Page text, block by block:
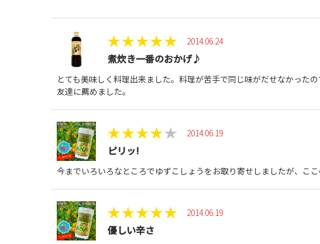
2014.06.24
煮炊き一番のおかげ♪
とても美味しく料理出来ました。料理が苦手で同じ味がだせなかった
友達に薦めました。
2014.06.19
ピリッ!
今までいろいろなところでゆずこしょうをお取り寄せしましたが、こ
2014.06.19
優しい辛さ